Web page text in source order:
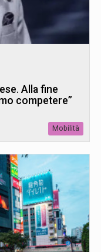
Alla fine
competere”
Mobilità